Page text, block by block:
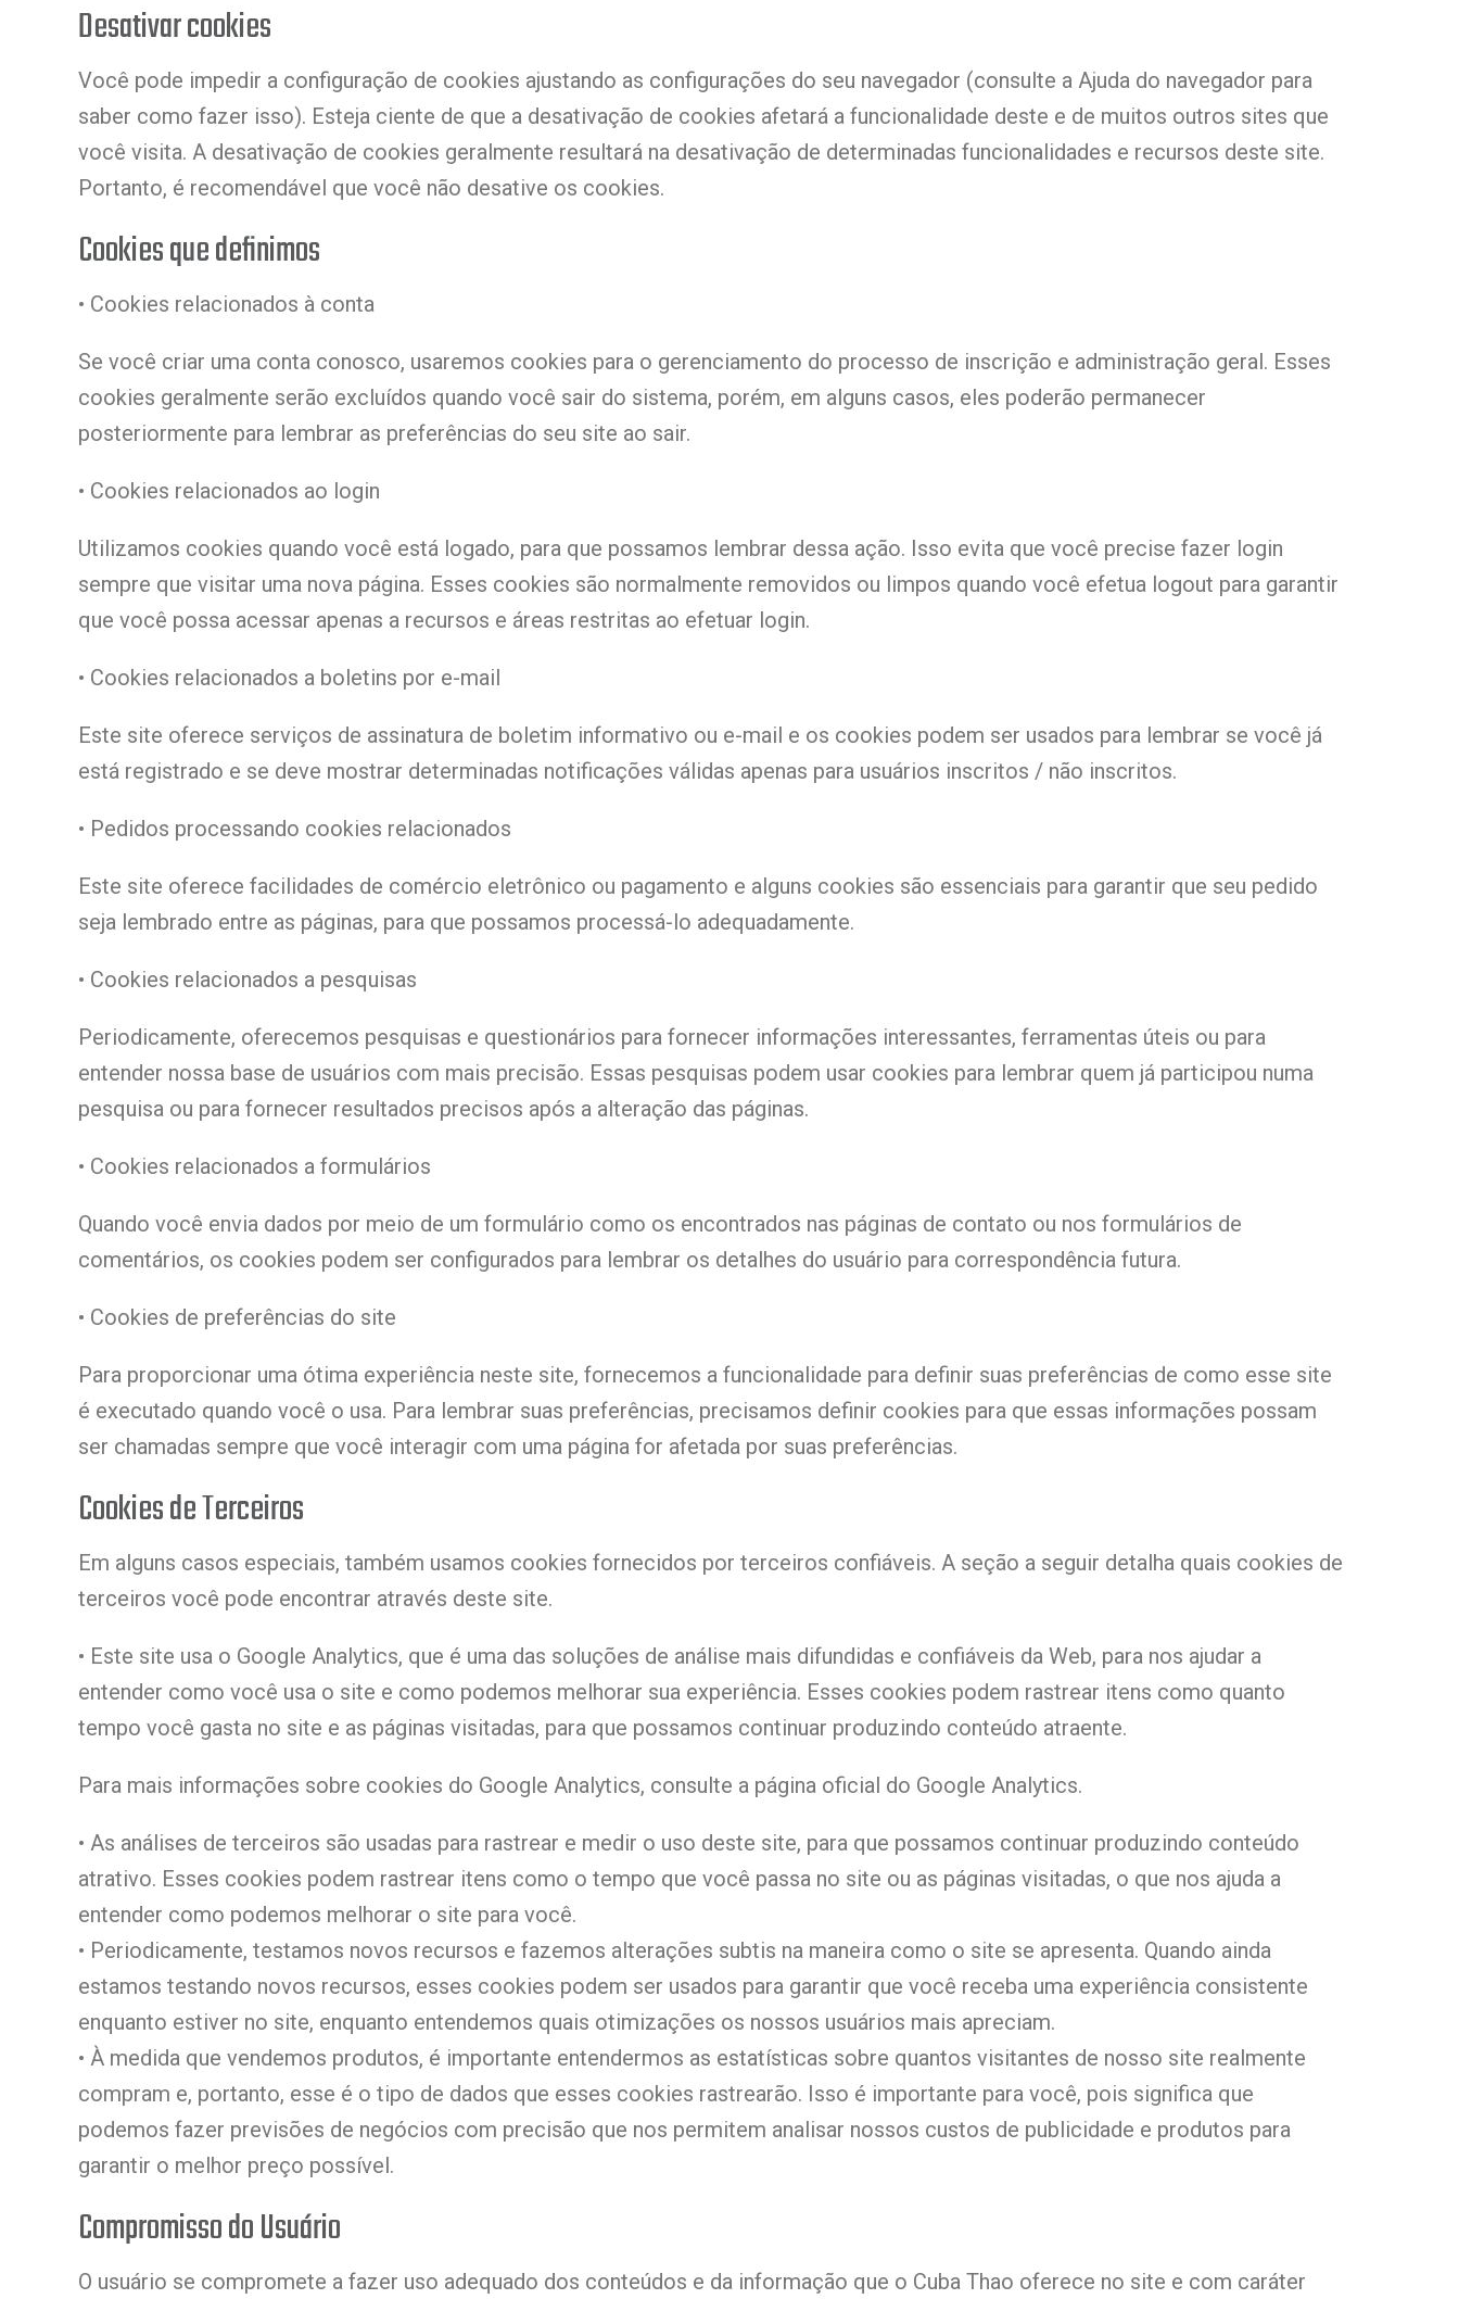
Desativar cookies
Você pode impedir a configuração de cookies ajustando as configurações do seu navegador (consulte a Ajuda do navegador para
saber como fazer isso). Esteja ciente de que a desativação de cookies afetará a funcionalidade deste e de muitos outros sites que
você visita. A desativação de cookies geralmente resultará na desativação de determinadas funcionalidades e recursos deste site.
Portanto, é recomendável que você não desative os cookies.
Cookies que definimos
• Cookies relacionados à conta
Se você criar uma conta conosco, usaremos cookies para o gerenciamento do processo de inscrição e administração geral. Esses
cookies geralmente serão excluídos quando você sair do sistema, porém, em alguns casos, eles poderão permanecer
posteriormente para lembrar as preferências do seu site ao sair.
• Cookies relacionados ao login
Utilizamos cookies quando você está logado, para que possamos lembrar dessa ação. Isso evita que você precise fazer login
sempre que visitar uma nova página. Esses cookies são normalmente removidos ou limpos quando você efetua logout para garantir
que você possa acessar apenas a recursos e áreas restritas ao efetuar login.
• Cookies relacionados a boletins por e-mail
Este site oferece serviços de assinatura de boletim informativo ou e-mail e os cookies podem ser usados ​​para lembrar se você já
está registrado e se deve mostrar determinadas notificações válidas apenas para usuários inscritos / não inscritos.
• Pedidos processando cookies relacionados
Este site oferece facilidades de comércio eletrônico ou pagamento e alguns cookies são essenciais para garantir que seu pedido
seja lembrado entre as páginas, para que possamos processá-lo adequadamente.
• Cookies relacionados a pesquisas
Periodicamente, oferecemos pesquisas e questionários para fornecer informações interessantes, ferramentas úteis ou para
entender nossa base de usuários com mais precisão. Essas pesquisas podem usar cookies para lembrar quem já participou numa
pesquisa ou para fornecer resultados precisos após a alteração das páginas.
• Cookies relacionados a formulários
Quando você envia dados por meio de um formulário como os encontrados nas páginas de contato ou nos formulários de
comentários, os cookies podem ser configurados para lembrar os detalhes do usuário para correspondência futura.
• Cookies de preferências do site
Para proporcionar uma ótima experiência neste site, fornecemos a funcionalidade para definir suas preferências de como esse site
é executado quando você o usa. Para lembrar suas preferências, precisamos definir cookies para que essas informações possam
ser chamadas sempre que você interagir com uma página for afetada por suas preferências.
Cookies de Terceiros
Em alguns casos especiais, também usamos cookies fornecidos por terceiros confiáveis. A seção a seguir detalha quais cookies de
terceiros você pode encontrar através deste site.
• Este site usa o Google Analytics, que é uma das soluções de análise mais difundidas e confiáveis ​​da Web, para nos ajudar a
entender como você usa o site e como podemos melhorar sua experiência. Esses cookies podem rastrear itens como quanto
tempo você gasta no site e as páginas visitadas, para que possamos continuar produzindo conteúdo atraente.
Para mais informações sobre cookies do Google Analytics, consulte a página oficial do Google Analytics.
• As análises de terceiros são usadas para rastrear e medir o uso deste site, para que possamos continuar produzindo conteúdo
atrativo. Esses cookies podem rastrear itens como o tempo que você passa no site ou as páginas visitadas, o que nos ajuda a
entender como podemos melhorar o site para você.
• Periodicamente, testamos novos recursos e fazemos alterações subtis na maneira como o site se apresenta. Quando ainda
estamos testando novos recursos, esses cookies podem ser usados ​​para garantir que você receba uma experiência consistente
enquanto estiver no site, enquanto entendemos quais otimizações os nossos usuários mais apreciam.
• À medida que vendemos produtos, é importante entendermos as estatísticas sobre quantos visitantes de nosso site realmente
compram e, portanto, esse é o tipo de dados que esses cookies rastrearão. Isso é importante para você, pois significa que
podemos fazer previsões de negócios com precisão que nos permitem analisar nossos custos de publicidade e produtos para
garantir o melhor preço possível.
Compromisso do Usuário
O usuário se compromete a fazer uso adequado dos conteúdos e da informação que o Cuba Thao oferece no site e com caráter